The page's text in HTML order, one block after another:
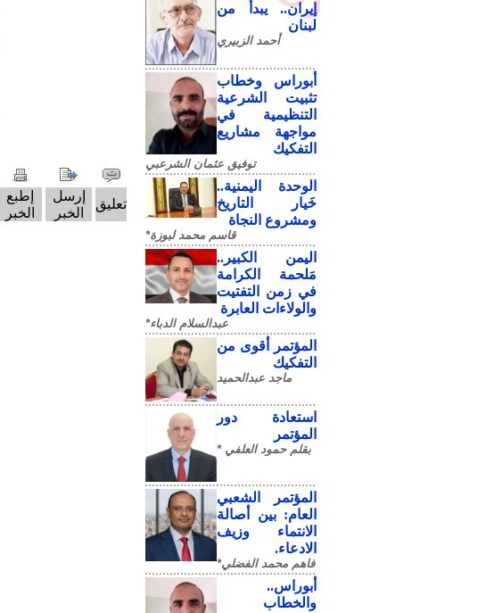
إيران.. يبدأ من
لبنان
أحمد الزبيري
أبوراس وخطاب
تثبيت الشرعية
التنظيمية في
مواجهة مشاريع
التفكيك
توفيق عثمان الشرعبي
الوحدة اليمنية..
خَيار التاريخ
ومشروع النجاة
قاسم محمد لبوزة*
​اليمن الكبير..
مَلحمة الكرامة
في زمن التفتيت
والولاءات العابرة
عبدالسلام الدباء*
المؤتمر أقوى من
التفكيك
ماجد عبدالحميد
استعادة دور
المؤتمر
بقلم حمود العلفي *
المؤتمر الشعبي
العام: بين أصالة
الانتماء وزيف
الادعاء.
فاهم محمد الفضلي*
أبوراس..
والخطاب
تعليق
إرسل
الخبر
إطبع
الخبر